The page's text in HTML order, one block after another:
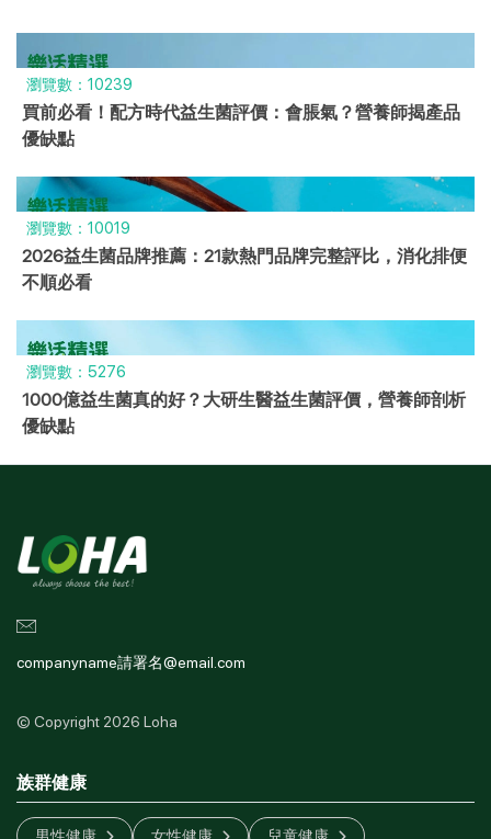
瀏覽數：10239
買前必看！配方時代益生菌評價：會脹氣？營養師揭產品
優缺點
瀏覽數：10019
2026益生菌品牌推薦：21款熱門品牌完整評比，消化排便
不順必看
瀏覽數：5276
1000億益生菌真的好？大研生醫益生菌評價，營養師剖析
優缺點
companyname請署名@email.com
© Copyright 2026 Loha
族群健康
男性健康 女性健康 兒童健康